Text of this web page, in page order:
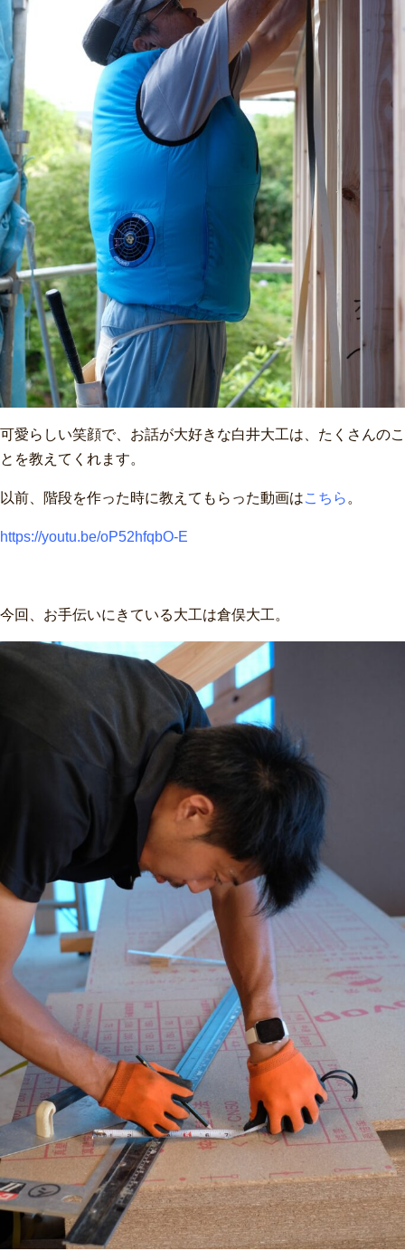
可愛らしい笑顔で、お話が大好きな白井大工は、たくさんのこ
とを教えてくれます。
以前、階段を作った時に教えてもらった動画はこちら 。
https://youtu.be/oP52hfqbO-E
今回、お手伝いにきている大工は倉俣大工。